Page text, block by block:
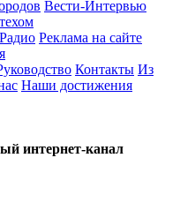
Вести-Интервью
Реклама на сайте
Контакты Из
Наши достижения
интернет-канал